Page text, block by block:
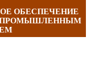
ОБЕСПЕЧЕНИЕ
ПРОМЫШЛЕННЫМ